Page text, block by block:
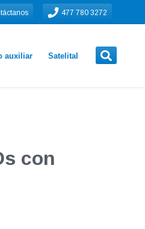
477 780 3272
auxiliar Satelital
con